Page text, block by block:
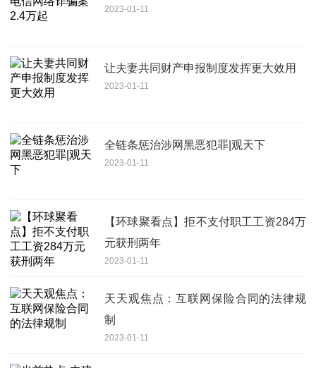
2023-01-11
让夫妻共同财产申报制度发挥更大效用
2023-01-11
全链条惩治涉网黑恶犯罪|观天下
2023-01-11
【环球聚看点】拒不支付职工工资284万
元获刑两年
2023-01-11
天天观焦点：互联网保险合同的法律规
制
2023-01-11